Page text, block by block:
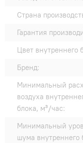
Страна
Гарантия
Цвет внутреннего
Бренд:
Минимальный
воздуха
блока, м³/час:
Минимальный
шума внутреннего